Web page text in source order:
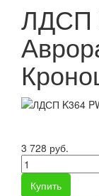
ЛДСП
3 728 руб.
Купить